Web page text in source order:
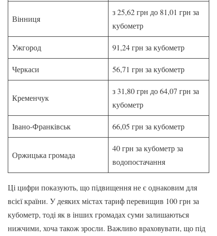
Вінниця
з 25,62 грн до 81,01 грн за
кубометр
Ужгород 91,24 грн за кубометр
Черкаси 56,71 грн за кубометр
Кременчук
з 31,80 грн до 64,07 грн за
кубометр
Івано-Франківськ 66,05 грн за кубометр
Оржицька громада
40 грн за кубометр за
водопостачання
Ці цифри показують, що підвищення не є однаковим для
всієї країни. У деяких містах тариф перевищив 100 грн за
кубометр, тоді як в інших громадах суми залишаються
нижчими, хоча також зросли. Важливо враховувати, що під